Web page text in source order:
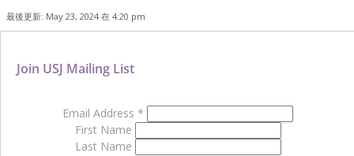
最後更新: May 23, 2024 在 4:20 pm
Join USJ Mailing List
Email Address *
First Name
Last Name